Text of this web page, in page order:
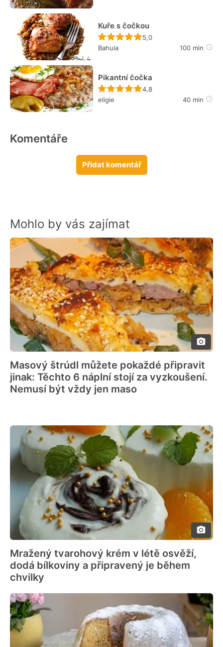
Kuře s čočkou
Recept ještě nebyl
5,0
Bahula
100 min
Pikantní čočka
Recept ještě nebyl
4,8
eligie
40 min
Komentáře
Přidat komentář
Mohlo by vás zajímat
Masový štrúdl můžete pokaždé připravit
jinak: Těchto 6 náplní stojí za vyzkoušení.
Nemusí být vždy jen maso
Mražený tvarohový krém v létě osvěží,
dodá bílkoviny a připravený je během
chvilky